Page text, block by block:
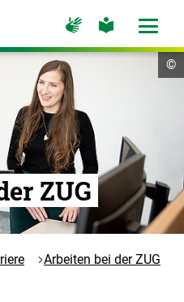
Zur
Seite
Gebärdensprache
Zur
Seite
leichte
Menü
ZUG
©
Arbeiten bei der ZUG